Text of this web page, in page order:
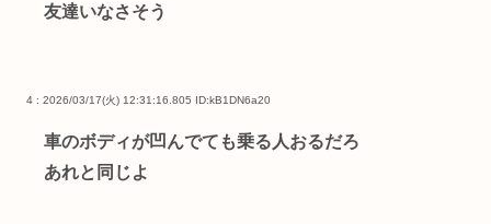
友達いなさそう
4 : 2026/03/17(火) 12:31:16.805 ID:kB1DN6a20
車のボディが凹んでても乗る人おるだろ
あれと同じよ